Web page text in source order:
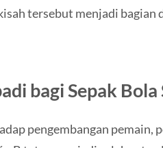
tersebut menjadi bagian
bagi Sepak Bola
pengembangan pemain,